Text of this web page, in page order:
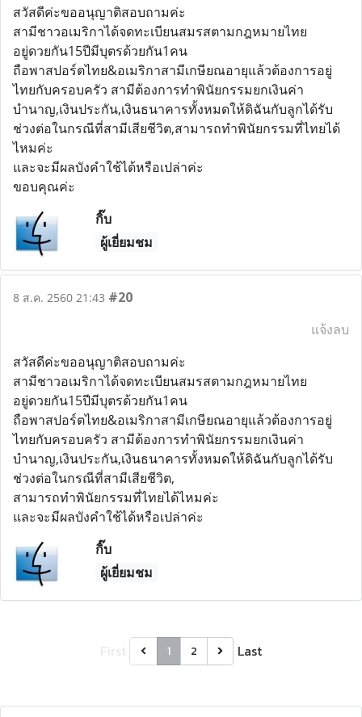
สวัสดีค่ะขออนุญาติสอบถามค่ะ
สามีชาวอเมริกาได้จดทะเบียนสมรสตามกฎหมายไทย
อยู่ดวยกัน15ปีมีบุตรด้วยกัน1คน
ถือพาสปอร์ตไทย&อเมริกาสามีเกษียณอายุแล้วต้องการอยู่
ไทยกับครอบครัว สามีต้องการทำพินัยกรรมยกเงินค่า
บำนาญ,เงินประกัน,เงินธนาคารทั้งหมดให้ดิฉันกับลูกได้รับ
ช่วงต่อในกรณีที่สามีเสียชีวิต,สามารถทำพินัยกรรมที่ไทยได้
ไหมค่ะ
และจะมีผลบังคำใช้ได้หรือเปล่าค่ะ
ขอบคุณค่ะ
กิ๊บ
ผู้เยี่ยมชม
8 ส.ค. 2560 21:43 #20
แจ้งลบ
สวัสดีค่ะขออนุญาติสอบถามค่ะ
สามีชาวอเมริกาได้จดทะเบียนสมรสตามกฎหมายไทย
อยู่ดวยกัน15ปีมีบุตรด้วยกัน1คน
ถือพาสปอร์ตไทย&อเมริกาสามีเกษียณอายุแล้วต้องการอยู่
ไทยกับครอบครัว สามีต้องการทำพินัยกรรมยกเงินค่า
บำนาญ,เงินประกัน,เงินธนาคารทั้งหมดให้ดิฉันกับลูกได้รับ
ช่วงต่อในกรณีที่สามีเสียชีวิต,
สามารถทำพินัยกรรมที่ไทยได้ไหมค่ะ
และจะมีผลบังคำใช้ได้หรือเปล่าค่ะ
กิ๊บ
ผู้เยี่ยมชม
1 2 Last